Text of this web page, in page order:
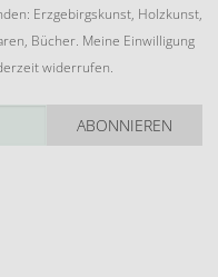
Erzgebirgskunst, Holzkunst,
Bücher. Meine Einwilligung
widerrufen.
ABONNIEREN